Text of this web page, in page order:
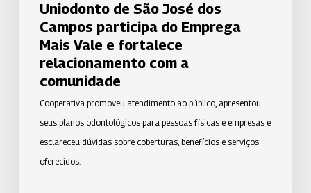
fortalece
relacionamento
com
Uniodonto de São José dos
Campos participa do Emprega
Mais Vale e fortalece
relacionamento com a
comunidade
Cooperativa promoveu atendimento ao público, apresentou
seus planos odontológicos para pessoas físicas e empresas e
esclareceu dúvidas sobre coberturas, benefícios e serviços
oferecidos.